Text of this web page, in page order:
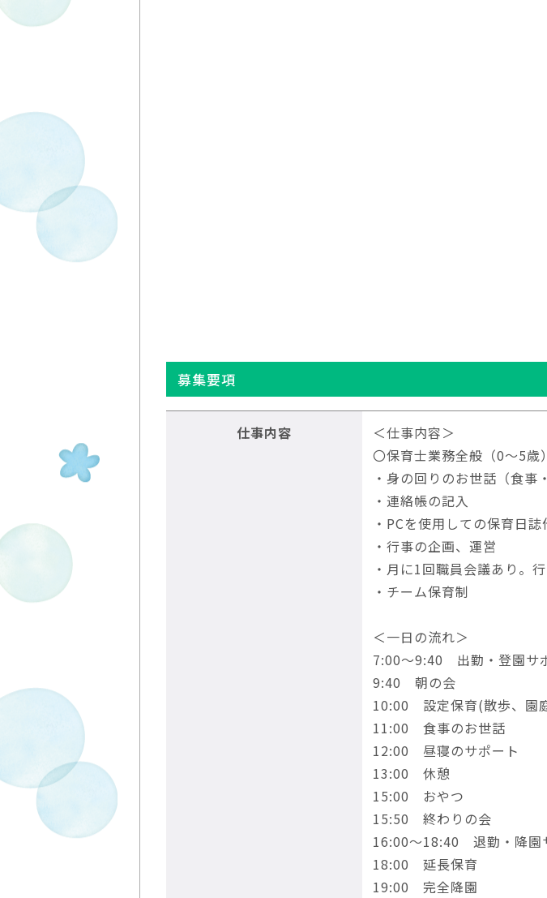
募集要項
仕事内容
＜仕事内容＞
〇保育士業務全般（0～5歳）
・身の回りのお世話（食事
・連絡帳の記入
・PCを使用しての保育日誌
・行事の企画、運営
・月に1回職員会議あり。
・チーム保育制
＜一日の流れ＞
7:00～9:40 出勤・登園サ
9:40 朝の会
10:00 設定保育(散歩、園
11:00 食事のお世話
12:00 昼寝のサポート
13:00 休憩
15:00 おやつ
15:50 終わりの会
16:00～18:40 退勤・降園
18:00 延長保育
19:00 完全降園